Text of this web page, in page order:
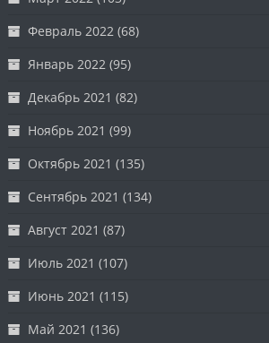
Февраль 2022 (68)
Январь 2022 (95)
Декабрь 2021 (82)
Ноябрь 2021 (99)
Октябрь 2021 (135)
Сентябрь 2021 (134)
Август 2021 (87)
Июль 2021 (107)
Июнь 2021 (115)
Май 2021 (136)